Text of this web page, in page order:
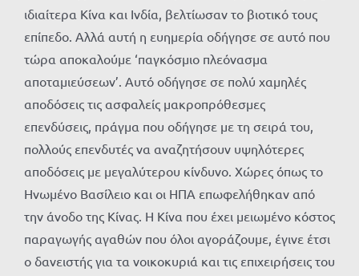
ιδιαίτερα Κίνα και Ινδία, βελτίωσαν το βιοτικό τους
επίπεδο. Αλλά αυτή η ευημερία οδήγησε σε αυτό που
τώρα αποκαλούμε ‘παγκόσμιο πλεόνασμα
αποταμιεύσεων’. Αυτό οδήγησε σε πολύ χαμηλές
αποδόσεις τις ασφαλείς μακροπρόθεσμες
επενδύσεις, πράγμα που οδήγησε με τη σειρά του,
πολλούς επενδυτές να αναζητήσουν υψηλότερες
αποδόσεις με μεγαλύτερου κίνδυνο. Χώρες όπως το
Ηνωμένο Βασίλειο και οι ΗΠΑ επωφελήθηκαν από
την άνοδο της Κίνας. Η Κίνα που έχει μειωμένο κόστος
παραγωγής αγαθών που όλοι αγοράζουμε, έγινε έτσι
ο δανειστής για τα νοικοκυριά και τις επιχειρήσεις του